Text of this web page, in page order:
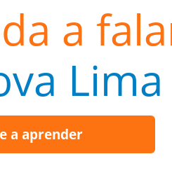
a
Lima
a aprender